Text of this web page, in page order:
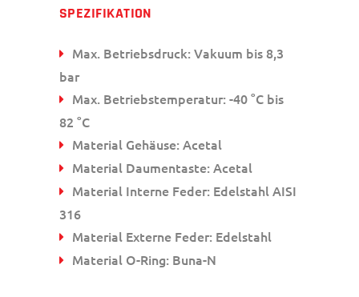
SPEZIFIKATION
Max. Betriebsdruck: Vakuum bis 8,3
bar
Max. Betriebstemperatur: -40 °C bis
82 °C
Material Gehäuse: Acetal
Material Daumentaste: Acetal
Material Interne Feder: Edelstahl AISI
316
Material Externe Feder: Edelstahl
Material O-Ring: Buna-N